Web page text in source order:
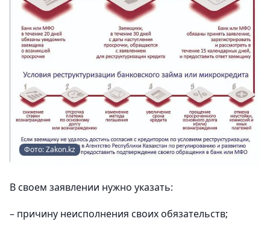
Фото: Zakon.kz
В своем заявлении нужно указать:
– причину неисполнения своих обязательств;